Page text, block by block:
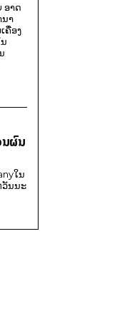
ອາດ
າ
ຄື່ອງ
ນຜົນ
ໃນ
ວັນນະ